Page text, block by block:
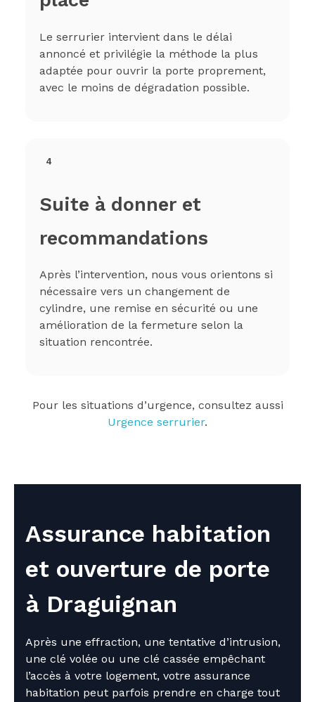
Le serrurier intervient dans le délai
annoncé et privilégie la méthode la plus
adaptée pour ouvrir la porte proprement,
avec le moins de dégradation possible.
4
Suite à donner et
recommandations
Après l’intervention, nous vous orientons si
nécessaire vers un changement de
cylindre, une remise en sécurité ou une
amélioration de la fermeture selon la
situation rencontrée.
Pour les situations d’urgence, consultez aussi
Urgence serrurier.
Assurance habitation
et ouverture de porte
à Draguignan
Après une effraction, une tentative d’intrusion,
une clé volée ou une clé cassée empêchant
l’accès à votre logement, votre assurance
habitation peut parfois prendre en charge tout